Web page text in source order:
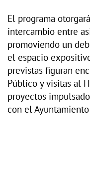
El programa
intercambio entre
promoviendo un
el espacio
previstas figuran
Público y visitas al
proyectos
con el